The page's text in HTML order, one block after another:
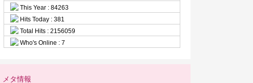
This Year : 84263
Hits Today : 381
Total Hits : 2156059
Who's Online : 7
メタ情報